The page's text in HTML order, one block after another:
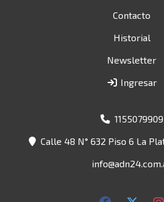
Contacto
Historial
Newsletter
Ingresar
1155079909
Calle 48 N° 632 Piso 6 La